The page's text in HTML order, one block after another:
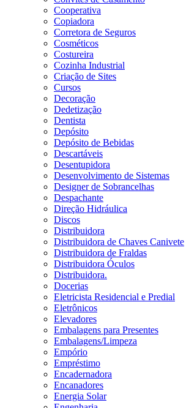
Cooperativa
Copiadora
Corretora de Seguros
Cosméticos
Costureira
Cozinha Industrial
Criação de Sites
Cursos
Decoração
Dedetização
Dentista
Depósito
Depósito de Bebidas
Descartáveis
Desentupidora
Desenvolvimento de Sistemas
Designer de Sobrancelhas
Despachante
Direção Hidráulica
Discos
Distribuidora
Distribuidora de Chaves Canivete
Distribuidora de Fraldas
Distribuidora Óculos
Distribuidora.
Docerias
Eletricista Residencial e Predial
Eletrônicos
Elevadores
Embalagens para Presentes
Embalagens/Limpeza
Empório
Empréstimo
Encadernadora
Encanadores
Energia Solar